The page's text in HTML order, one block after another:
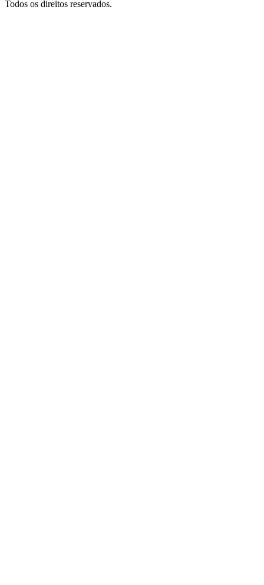
Todos os direitos reservados.